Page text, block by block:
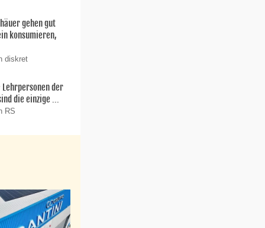
gehen gut
konsumieren,
diskret
der
die einzige ...
RS